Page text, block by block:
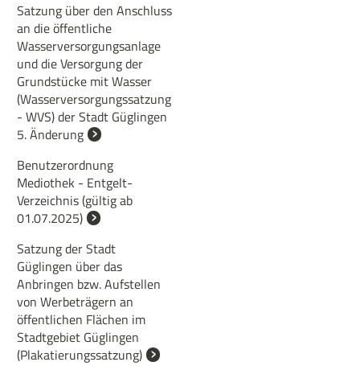
Satzung über den Anschluss
an die öffentliche
Wasserversorgungsanlage
und die Versorgung der
Grundstücke mit Wasser
(Wasserversorgungssatzung
- WVS) der Stadt Güglingen
5. Änderung
Benutzerordnung
Mediothek - Entgelt-
Verzeichnis (gültig ab
01.07.2025)
Satzung der Stadt
Güglingen über das
Anbringen bzw. Aufstellen
von Werbeträgern an
öffentlichen Flächen im
Stadtgebiet Güglingen
(Plakatierungssatzung)